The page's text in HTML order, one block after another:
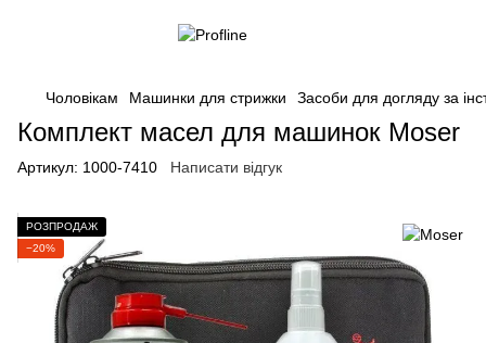
Чоловікам Машинки для стрижки Засоби для догляду за
Комплект масел для машинок Moser
Артикул: 1000-7410 Написати відгук
РОЗПРОДАЖ
−20%